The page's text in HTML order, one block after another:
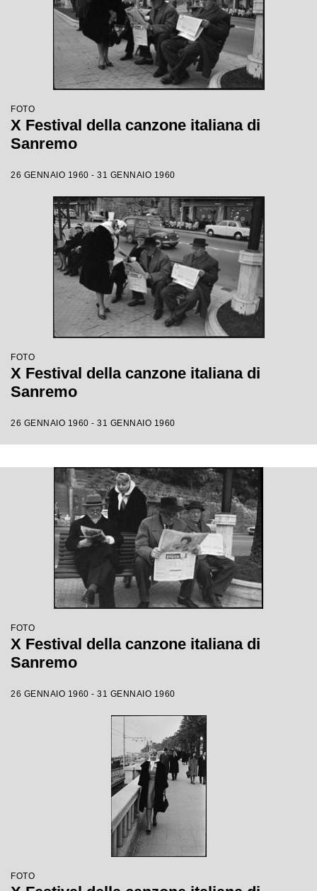
FOTO
X Festival della canzone italiana di
Sanremo
26 GENNAIO 1960 - 31 GENNAIO 1960
FOTO
X Festival della canzone italiana di
Sanremo
26 GENNAIO 1960 - 31 GENNAIO 1960
FOTO
X Festival della canzone italiana di
Sanremo
26 GENNAIO 1960 - 31 GENNAIO 1960
FOTO